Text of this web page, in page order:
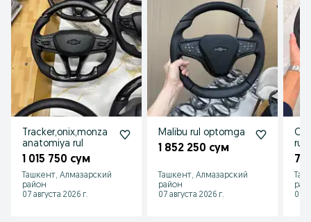
Tracker,onix,monza
anatomiya rul
1 015 750 сум
Ташкент, Алмазарский
район
07 августа 2026 г.
Malibu rul optomga
1 852 250 сум
Ташкент, Алмазарский
район
07 августа 2026 г.
rul
07